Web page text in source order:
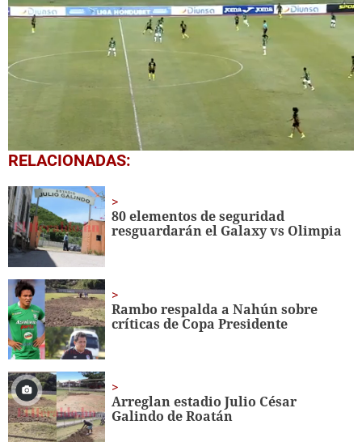
0
seconds
1
minute,
27
seconds
RELACIONADAS:
80 elementos de seguridad
resguardarán el Galaxy vs Olimpia
Rambo respalda a Nahún sobre
críticas de Copa Presidente
Arreglan estadio Julio César
Galindo de Roatán